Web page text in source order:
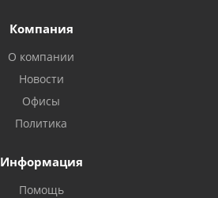
Компания
О компании
Новости
Офисы
Политика
Информация
Помощь